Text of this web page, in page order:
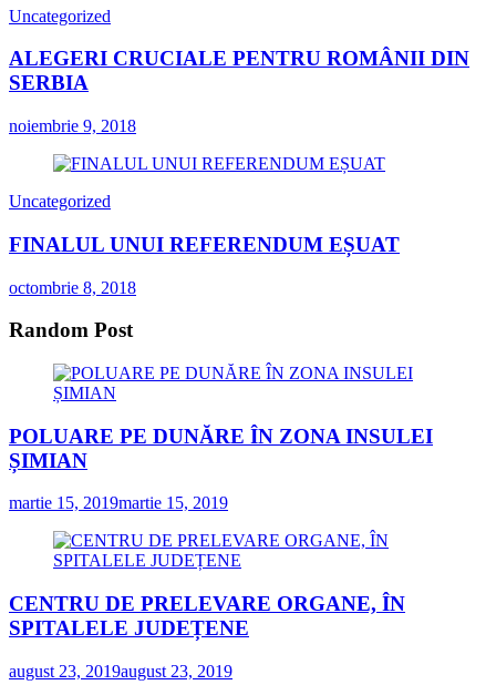
Uncategorized
ALEGERI CRUCIALE PENTRU ROMÂNII DIN
SERBIA
noiembrie 9, 2018
Uncategorized
FINALUL UNUI REFERENDUM EȘUAT
octombrie 8, 2018
Random Post
POLUARE PE DUNĂRE ÎN ZONA INSULEI
ȘIMIAN
martie 15, 2019martie 15, 2019
CENTRU DE PRELEVARE ORGANE, ÎN
SPITALELE JUDEȚENE
august 23, 2019august 23, 2019